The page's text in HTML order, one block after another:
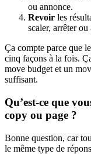
ou annonce.
Revoir les
scaler, arrêter ou
Ça compte parce que
cinq façons à la fois.
move budget et un
suffisant.
Qu’est-ce que
copy ou page ?
Bonne question, car
le même type de